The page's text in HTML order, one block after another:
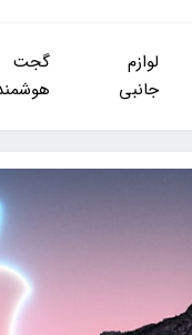
لوازم
جانبی
گجت